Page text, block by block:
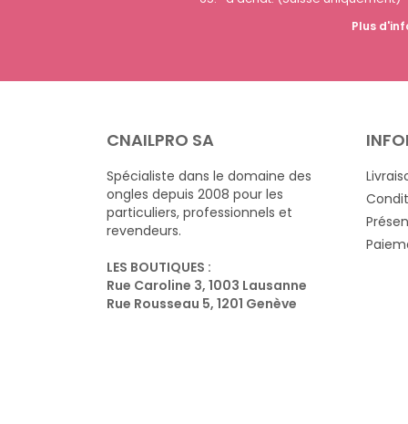
Plus
CNAILPRO SA
Spécialiste dans le domaine des
ongles depuis 2008 pour les
particuliers, professionnels et
revendeurs.
LES BOUTIQUES :
Rue Caroline 3, 1003 Lausanne
Rue Rousseau 5, 1201 Genève